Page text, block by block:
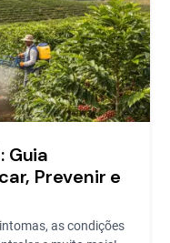
Guia
Prevenir e
as condições